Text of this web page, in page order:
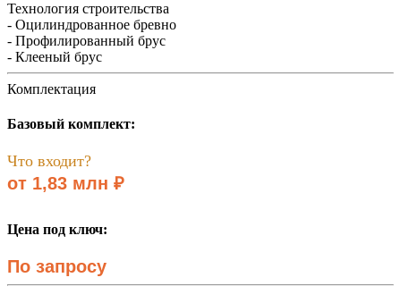
Технология строительства
- Оцилиндрованное бревно
- Профилированный брус
- Клееный брус
Комплектация
Базовый комплект:
Что входит?
от 1,83 млн ₽
Цена под ключ:
По запросу